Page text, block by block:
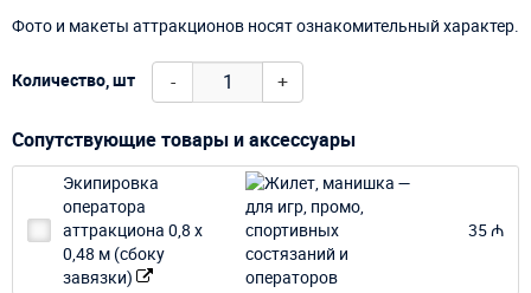
Фото и макеты аттракционов носят ознакомительный характер.
Количество, шт - +
Сопутствующие товары и аксессуары
Экипировка
оператора
аттракциона 0,8 х
0,48 м (сбоку
завязки)
35 ₼